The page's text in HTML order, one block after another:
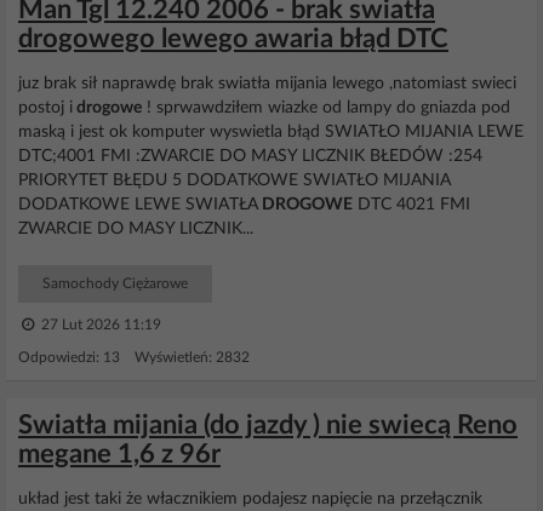
Man Tgl 12.240 2006 - brak swiatła
drogowego lewego awaria błąd DTC
juz brak sił naprawdę brak swiatła mijania lewego ,natomiast swieci
postoj i drogowe ! sprwawdziłem wiazke od lampy do gniazda pod
maską i jest ok komputer wyswietla błąd SWIATŁO MIJANIA LEWE
DTC;4001 FMI :ZWARCIE DO MASY LICZNIK BŁEDÓW :254
PRIORYTET BŁĘDU 5 DODATKOWE SWIATŁO MIJANIA
DODATKOWE LEWE SWIATŁA DROGOWE DTC 4021 FMI
ZWARCIE DO MASY LICZNIK...
Samochody Ciężarowe
27 Lut 2026 11:19
Odpowiedzi: 13 Wyświetleń: 2832
Swiatła mijania (do jazdy ) nie swiecą Reno
megane 1,6 z 96r
układ jest taki że włacznikiem podajesz napięcie na przełącznik